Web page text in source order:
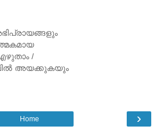
/
അയക്കുകയും
›
Home